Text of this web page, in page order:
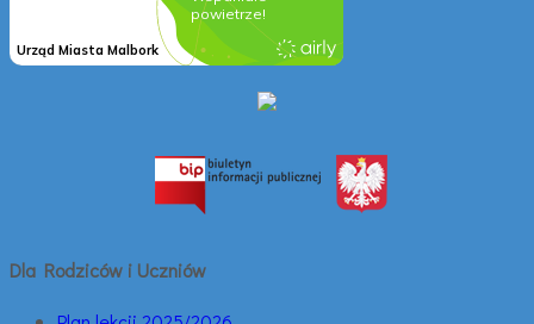
Dla Rodziców i Uczniów